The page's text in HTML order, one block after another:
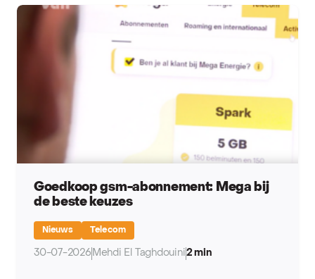
Goedkoop gsm-abonnement: Mega bij
de beste keuzes
Nieuws Telecom
30-07-2026 Mehdi El Taghdouini2 min